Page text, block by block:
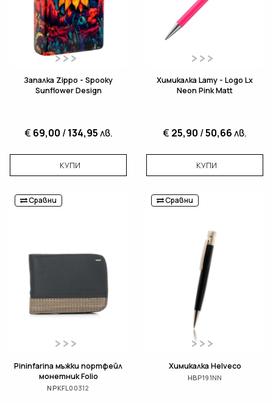
Запалка Zippo - Spooky
Sunflower Design
€ 69,00 /134,95лв.
КУПИ
Химикалка Lamy - Logo Lx
Neon Pink Matt
€ 25,90 /50,66лв.
КУПИ
Сравни
Pininfarina мъжки портфейл
монетник Folio
NPKFL00312
Сравни
Химикалка Helveco
HBP191NN